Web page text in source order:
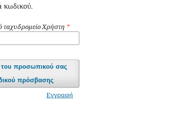
κωδικού.
ταχυδρομείο Χρήστη *
του προσωπικού σας
πρόσβασης
Εγγραφή